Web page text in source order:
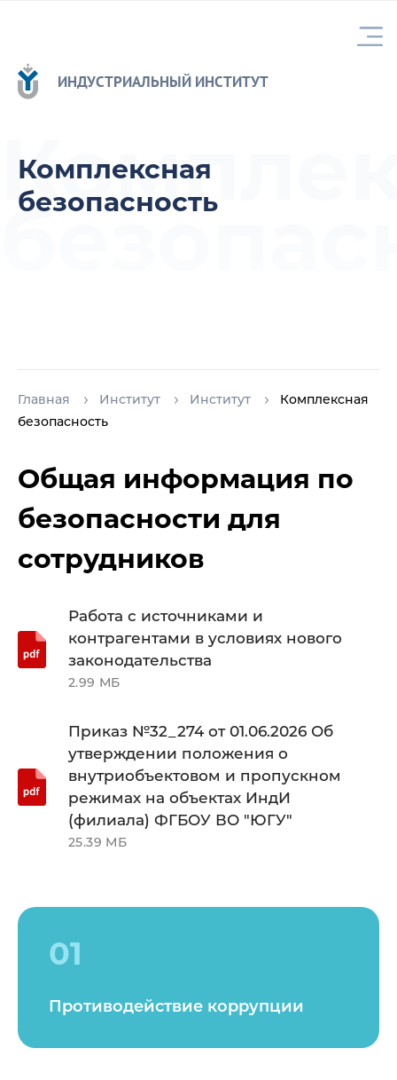
ИНДУСТРИАЛЬНЫЙ ИНСТИТУТ
Комплексная
безопасность
Главная Институт Институт
Комплексная
безопасность
Общая информация по
безопасности для
сотрудников
Работа с источниками и
контрагентами в условиях нового
законодательства
2.99 МБ
Приказ №32_274 от 01.06.2026 Об
утверждении положения о
внутриобъектовом и пропускном
режимах на объектах ИндИ
(филиала) ФГБОУ ВО "ЮГУ"
25.39 МБ
01
Противодействие коррупции